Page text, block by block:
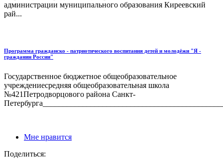
администрации муниципального образования Киреевский
рай...
Программа гражданско - патриотического воспитания детей и молодёжи "Я -
гражданин России"
Государственное бюджетное общеобразовательное
учреждениесредняя общеобразовательная школа
№421Петродворцового района Санкт-
Мне нравится
Поделиться: